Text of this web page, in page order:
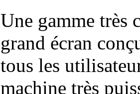
Une gamme très
grand écran
tous les
machine très